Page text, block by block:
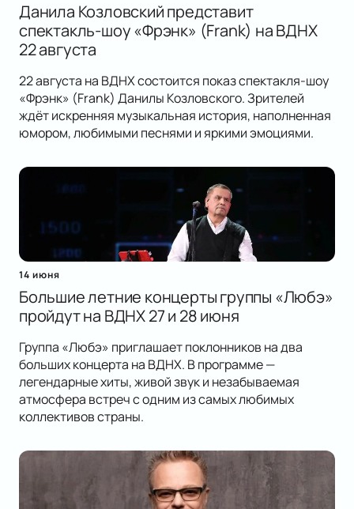
Данила Козловский представит
спектакль-шоу «Фрэнк» (Frank) на ВДНХ
22 августа
22 августа на ВДНХ состоится показ спектакля-шоу
«Фрэнк» (Frank) Данилы Козловского. Зрителей
ждёт искренняя музыкальная история, наполненная
юмором, любимыми песнями и яркими эмоциями.
14 июня
Большие летние концерты группы «Любэ»
пройдут на ВДНХ 27 и 28 июня
Группа «Любэ» приглашает поклонников на два
больших концерта на ВДНХ. В программе —
легендарные хиты, живой звук и незабываемая
атмосфера встреч с одним из самых любимых
коллективов страны.